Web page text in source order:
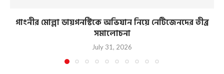
গাংনীর মোল্লা ডায়গনস্টিকে অভিযান নিয়ে নেটিজেনদের তীব্র
সমালোচনা
July 31, 2026